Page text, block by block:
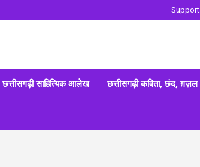
Support
छत्तीसगढ़ी साहित्यिक आलेख छत्तीसगढ़ी कविता, छंद, ग़ज़ल